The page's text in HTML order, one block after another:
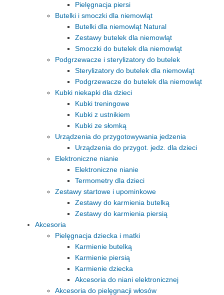
Pielęgnacja piersi
Butelki i smoczki dla niemowląt
Butelki dla niemowląt Natural
Zestawy butelek dla niemowląt
Smoczki do butelek dla niemowląt
Podgrzewacze i sterylizatory do butelek
Sterylizatory do butelek dla niemowląt
Podgrzewacze do butelek dla niemowląt
Kubki niekapki dla dzieci
Kubki treningowe
Kubki z ustnikiem
Kubki ze słomką
Urządzenia do przygotowywania jedzenia
Urządzenia do przygot. jedz. dla dzieci
Elektroniczne nianie
Elektroniczne nianie
Termometry dla dzieci
Zestawy startowe i upominkowe
Zestawy do karmienia butelką
Zestawy do karmienia piersią
Akcesoria
Pielęgnacja dziecka i matki
Karmienie butelką
Karmienie piersią
Karmienie dziecka
Akcesoria do niani elektronicznej
Akcesoria do pielęgnacji włosów